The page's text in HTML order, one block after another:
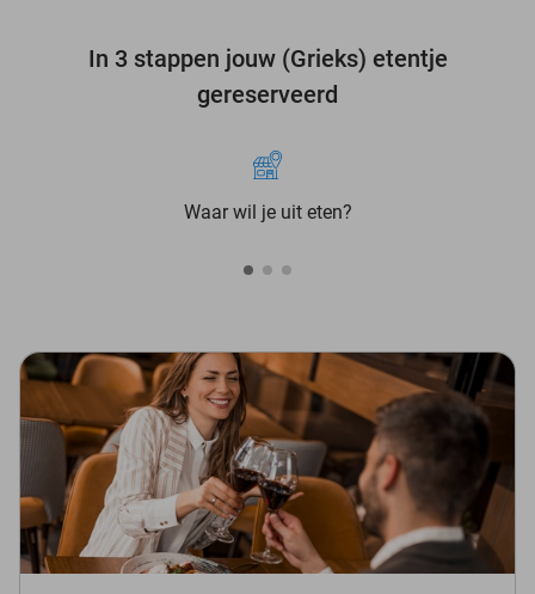
In 3 stappen jouw (Grieks) etentje
gereserveerd
Waar wil je uit eten?